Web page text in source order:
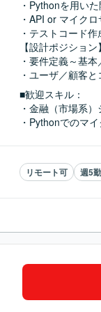
・Pythonを用い
・API or マイク
・テストコード
【設計ポジション】
・要件定義～基
・ユーザ／顧客
■歓迎スキル：
・金融（市場系
・Pythonでのマ
リモート可 週5